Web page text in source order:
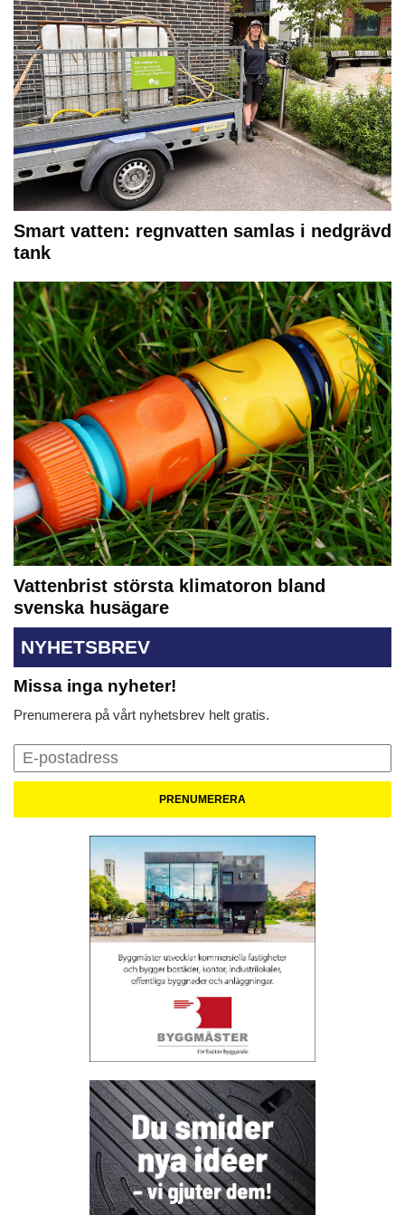
Smart vatten: regnvatten samlas i nedgrävd
tank
Vattenbrist största klimatoron bland
svenska husägare
NYHETSBREV
Missa inga nyheter!
Prenumerera på vårt nyhetsbrev helt gratis.